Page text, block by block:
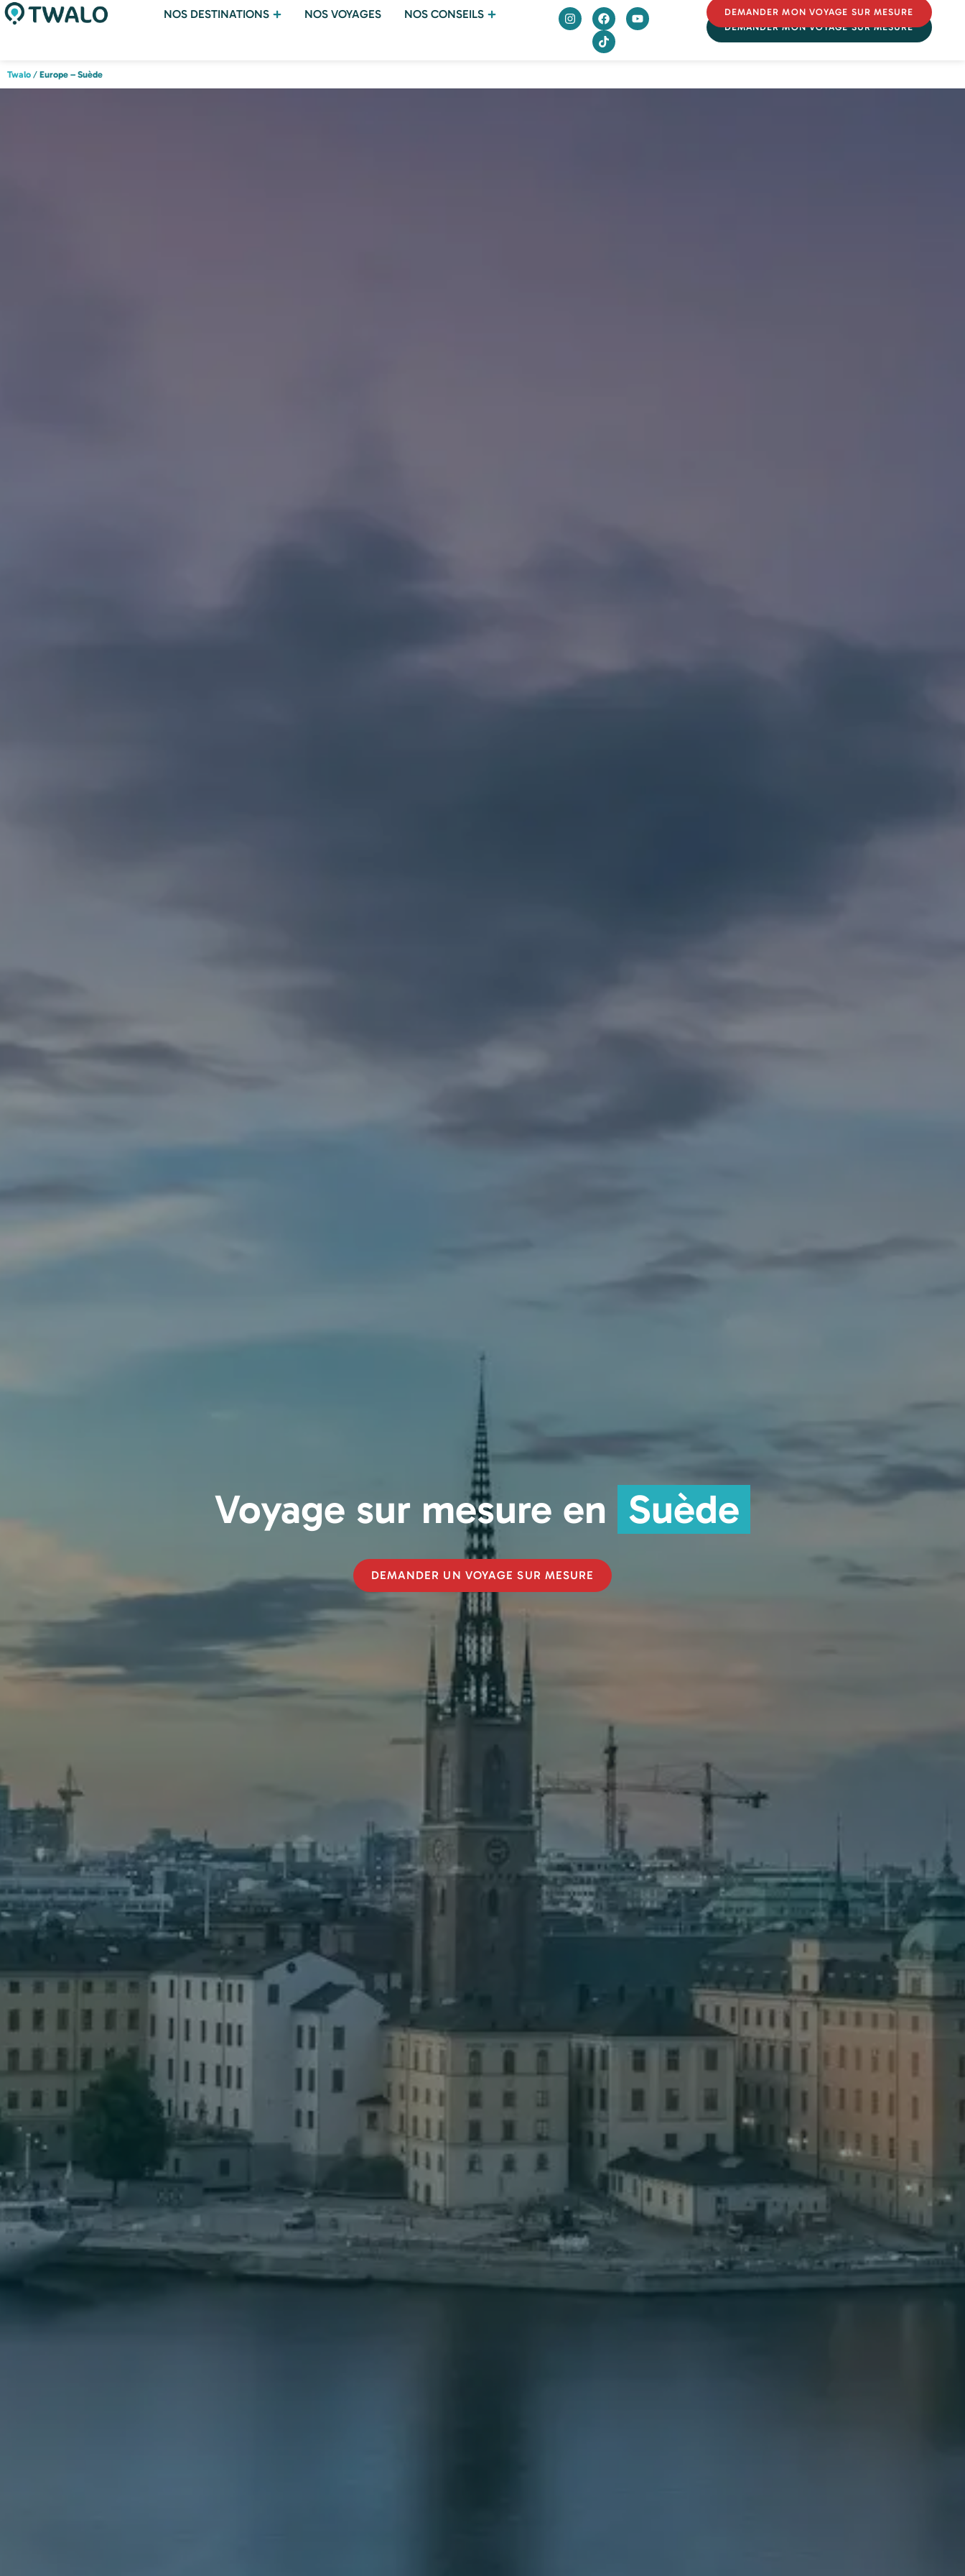
NOS DESTINATIONS NOS VOYAGES NOS CONSEILS
DEMANDER MON VOYAGE SUR MESURE
DEMANDER MON VOYAGE SUR MESURE
Twalo / Europe – Suède
Voyage sur mesure en Suède
DEMANDER UN VOYAGE SUR MESURE